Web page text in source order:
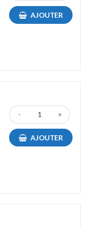
AJOUTER
quantité de Toner Compatible
AJOUTER